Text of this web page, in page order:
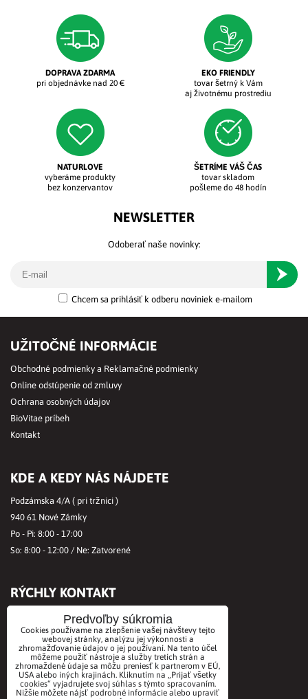
DOPRAVA ZDARMA
pri objednávke nad 20 €
EKO FRIENDLY
tovar šetrný k Vám
aj životnému prostrediu
NATURLOVE
vyberáme produkty
bez konzervantov
ŠETRÍME VÁŠ ČAS
tovar skladom
pošleme do 48 hodín
NEWSLETTER
Odoberať naše novinky:
Chcem sa prihlásiť k odberu noviniek e-mailom
UŽITOČNÉ INFORMÁCIE
Obchodné podmienky a Reklamačné podmienky
Online odstúpenie od zmluvy
Ochrana osobných údajov
BioVitae príbeh
Kontakt
KDE A KEDY NÁS NÁJDETE
Podzámska 4/A ( pri tržnici )
940 61 Nové Zámky
Po - Pi: 8:00 - 17:00
So: 8:00 - 12:00 / Ne: Zatvorené
RÝCHLY KONTAKT
+421356421513
Mobil:+421901712584
Email:office@biovitae.sk
AKCEPTUJEME PLATBY KARTOU
Predvoľby súkromia
Cookies používame na zlepšenie vašej návštevy tejto
webovej stránky, analýzu jej výkonnosti a
zhromažďovanie údajov o jej používaní. Na tento účel
môžeme použiť nástroje a služby tretích strán a
zhromaždené údaje sa môžu preniesť k partnerom v EÚ,
USA alebo iných krajinách. Kliknutím na „Prijať všetky
cookies“ vyjadrujete svoj súhlas s týmto spracovaním.
Nižšie môžete nájsť podrobné informácie alebo upraviť